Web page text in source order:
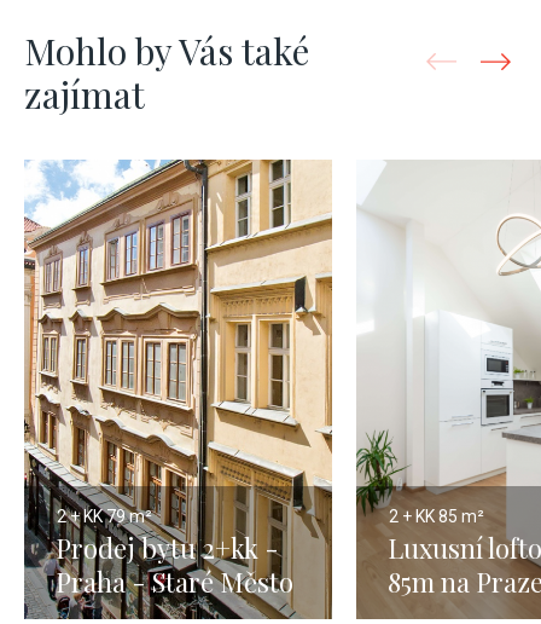
Mohlo by Vás také
zajímat
2 + KK79 m²
Prodej bytu 2+kk -
Praha - Staré Město
2 + KK85 m²
Luxusní
85m na